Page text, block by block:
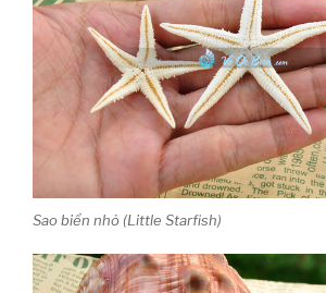
Sao biển nhỏ (Little Starfish)